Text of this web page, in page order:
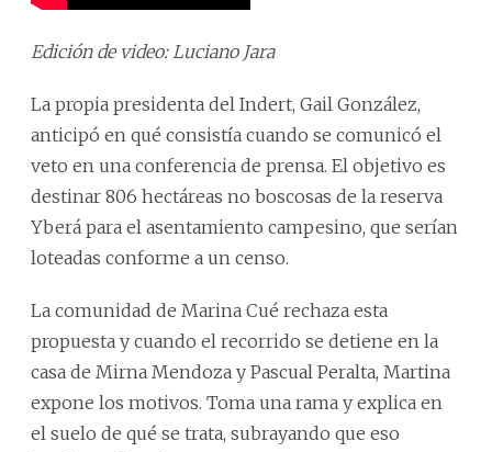
Edición de video: Luciano Jara
La propia presidenta del Indert, Gail González,
anticipó en qué consistía cuando se comunicó el
veto en una conferencia de prensa. El objetivo es
destinar 806 hectáreas no boscosas de la reserva
Yberá para el asentamiento campesino, que serían
loteadas conforme a un censo.
La comunidad de Marina Cué rechaza esta
propuesta y cuando el recorrido se detiene en la
casa de Mirna Mendoza y Pascual Peralta, Martina
expone los motivos. Toma una rama y explica en
el suelo de qué se trata, subrayando que eso